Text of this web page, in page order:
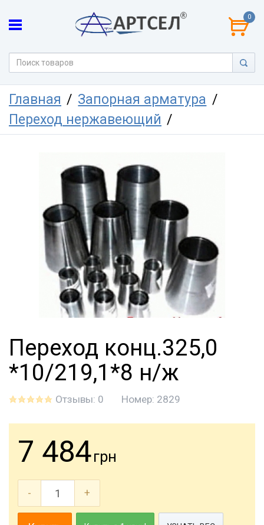
0
Главная
Запорная арматура
Переход нержавеющий
Переход конц.325,0
*10/219,1*8 н/ж
Отзывы: 0 Номер: 2829
7 484грн
- +